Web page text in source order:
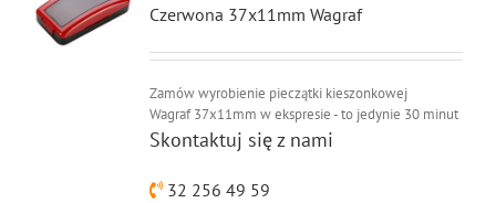
Czerwona 37x11mm Wagraf
Zamów wyrobienie pieczątki kieszonkowej
Wagraf 37x11mm w ekspresie - to jedynie 30 minut
Skontaktuj się z nami
32 256 49 59